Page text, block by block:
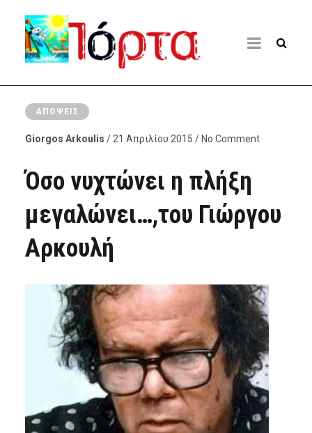
ΑΠΌΨΕΙΣ
Giorgos Arkoulis / 21 Απριλίου 2015 / No Comment
Όσο νυχτώνει η πλήξη
μεγαλώνει…,του Γιώργου
Αρκουλή